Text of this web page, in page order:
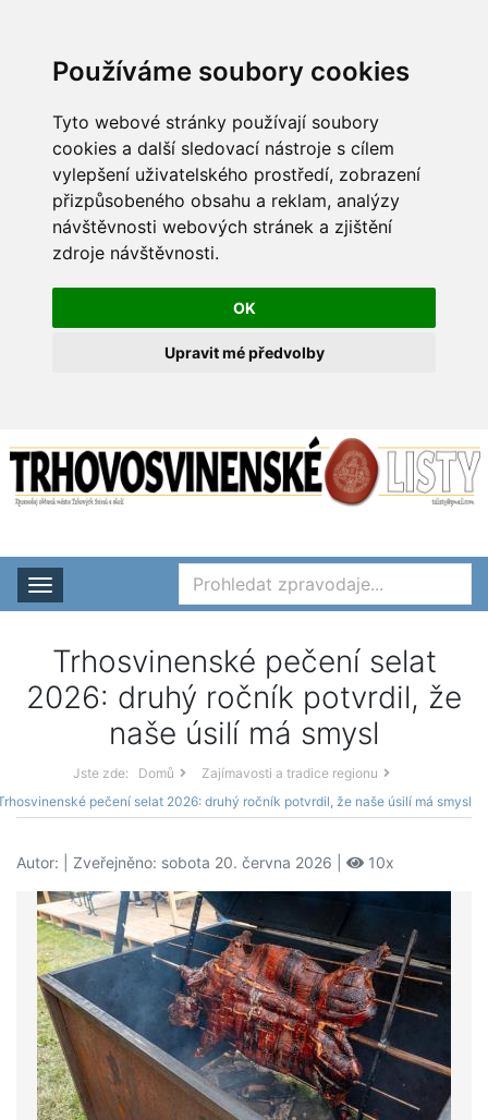
Používáme soubory cookies
Tyto webové stránky používají soubory
cookies a další sledovací nástroje s cílem
vylepšení uživatelského prostředí, zobrazení
přizpůsobeného obsahu a reklam, analýzy
návštěvnosti webových stránek a zjištění
zdroje návštěvnosti.
OK
Upravit mé předvolby
Rozbalit nabídku
Trhosvinenské pečení selat
2026: druhý ročník potvrdil, že
naše úsilí má smysl
Jste zde: Domů
Zajímavosti a tradice regionu
pečení selat 2026: druhý ročník potvrdil, že naše úsilí má smysl
Autor: | Zveřejněno: sobota 20. června 2026 | 10x